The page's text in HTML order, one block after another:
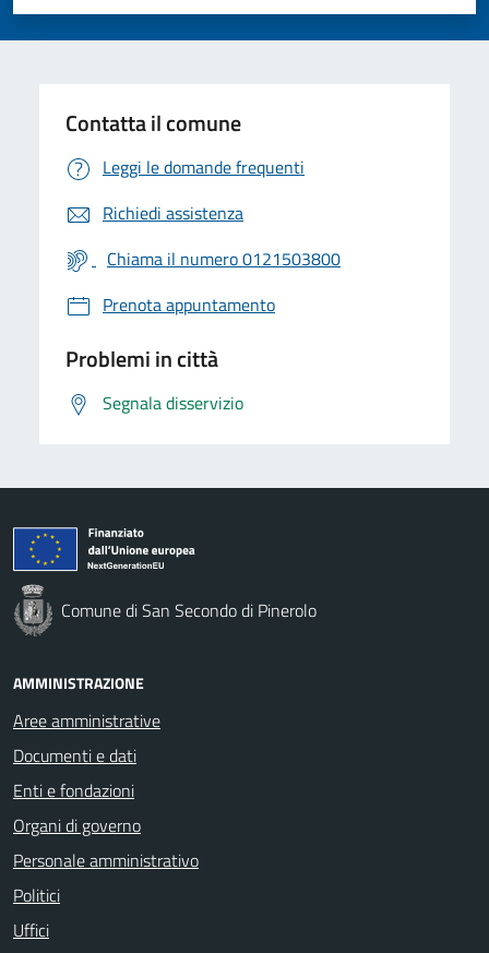
Valuta 5 stelle su 5
Valuta 4 stelle su 5
Valuta 3 stelle su 5
Valuta 2 stelle su 5
Valuta 1 stelle su 5
Contatta il comune
Leggi le domande frequenti
Richiedi assistenza
Chiama il numero 0121503800
Prenota appuntamento
Problemi in città
Segnala disservizio
Comune di San Secondo di Pinerolo
AMMINISTRAZIONE
Aree amministrative
Documenti e dati
Enti e fondazioni
Organi di governo
Personale amministrativo
Politici
Uffici